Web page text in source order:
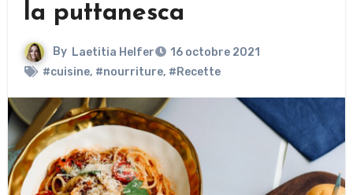
la puttanesca
By Laetitia Helfer
16 octobre 2021
#cuisine, #nourriture, #Recette